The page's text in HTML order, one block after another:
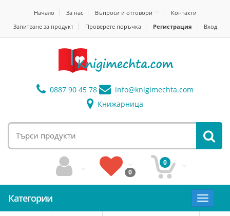
Начало За нас Въпроси и отговори
Контакти
Запитване за продукт
Проверете поръчка Регистрация Вход
0887 90 45 78 info@knigimechta.com
Книжарница
0
0
Категории
Toggle